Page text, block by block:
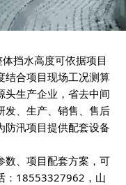
挡水高度可依据项目
结合项目现场工况测算
头生产企业，省去中间
发、生产、销售、售后
防汛项目提供配套设备
数、项目配套方案，可
：18553327962，山